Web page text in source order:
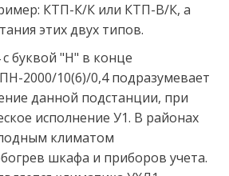
КТП-К/К или КТП-В/К, а
этих двух типов.
буквой "Н" в конце
2000/10(6)/0,4 подразумевает
данной подстанции, при
исполнение У1. В районах
климатом
шкафа и приборов учета.